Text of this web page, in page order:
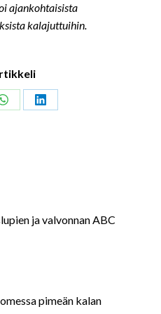
ajankohtaisista
kalajuttuihin.
Share
Share
ja valvonnan ABC
pimeän kalan